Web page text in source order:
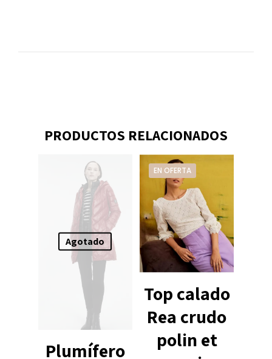
PRODUCTOS RELACIONADOS
Agotado
Plumífero
EN OFERTA
Top calado
Rea crudo
polin et